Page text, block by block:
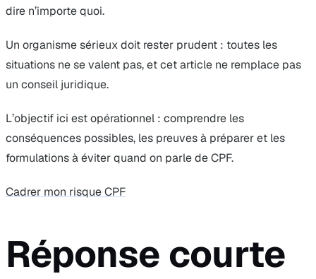
dire n’importe quoi.
Un organisme sérieux doit rester prudent : toutes les
situations ne se valent pas, et cet article ne remplace pas
un conseil juridique.
L’objectif ici est opérationnel : comprendre les
conséquences possibles, les preuves à préparer et les
formulations à éviter quand on parle de CPF.
Cadrer mon risque CPF
Réponse courte